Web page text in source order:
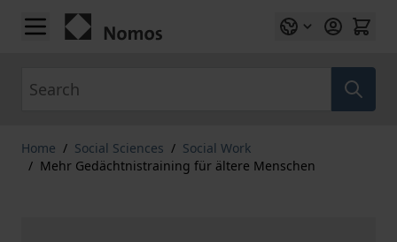
Skip to Content
Home / Social Sciences / Social Work
/ Mehr Gedächtnistraining für ältere Menschen